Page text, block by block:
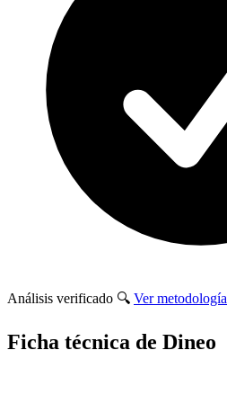
Análisis verificado 🔍 Ver metodología
Ficha técnica de Dineo